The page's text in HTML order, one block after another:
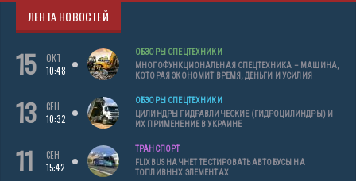
ЛЕНТА НОВОСТЕЙ
15
ОКТ
10:48
ОБЗОРЫ СПЕЦТЕХНИКИ
МНОГОФУНКЦИОНАЛЬНАЯ СПЕЦТЕХНИКА – МАШИНА,
КОТОРАЯ ЭКОНОМИТ ВРЕМЯ, ДЕНЬГИ И УСИЛИЯ
13
СЕН
10:32
ОБЗОРЫ СПЕЦТЕХНИКИ
ЦИЛИНДРЫ ГИДРАВЛИЧЕСКИЕ (ГИДРОЦИЛИНДРЫ) И
ИХ ПРИМЕНЕНИЕ В УКРАИНЕ
11
СЕН
15:42
ТРАНСПОРТ
FLIXBUS НАЧНЕТ ТЕСТИРОВАТЬ АВТОБУСЫ НА
ТОПЛИВНЫХ ЭЛЕМЕНТАХ